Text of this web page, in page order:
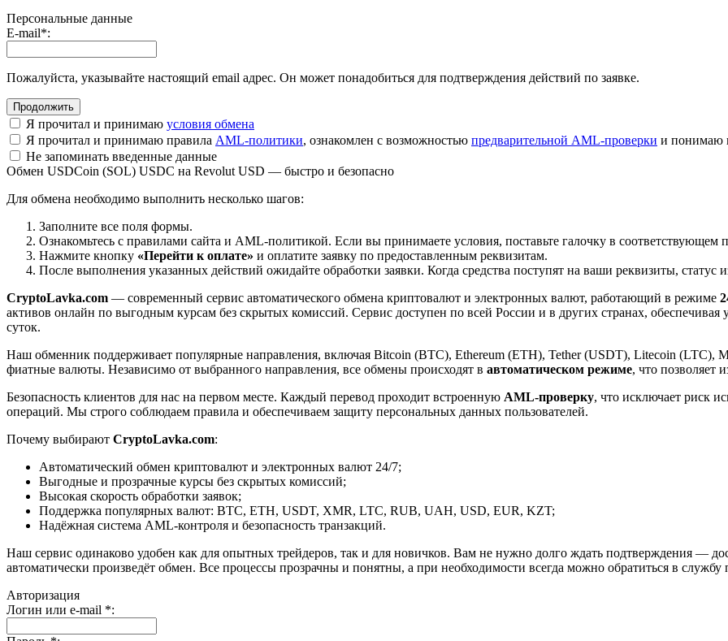
Персональные данные
E-mail*:
Пожалуйста, указывайте настоящий email адрес. Он может понадобиться для подтверждения действий по заявке.
Я прочитал и принимаю условия обмена
Я прочитал и принимаю правила AML-политики, ознакомлен с возможностью предварительной AML-проверки и понимаю
Не запоминать введенные данные
Обмен USDCoin (SOL) USDC на Revolut USD — быстро и безопасно
Для обмена необходимо выполнить несколько шагов:
Заполните все поля формы.
Ознакомьтесь с правилами сайта и AML-политикой. Если вы принимаете условия, поставьте галочку в соответствующем
Нажмите кнопку «Перейти к оплате» и оплатите заявку по предоставленным реквизитам.
После выполнения указанных действий ожидайте обработки заявки. Когда средства поступят на ваши реквизиты, статус
CryptoLavka.com — современный сервис автоматического обмена криптовалют и электронных валют, работающий в режиме
активов онлайн по выгодным курсам без скрытых комиссий. Сервис доступен по всей России и в других странах,
суток.
Наш обменник поддерживает популярные направления, включая Bitcoin (BTC), Ethereum (ETH), Tether (USDT), Litecoin (LTC),
фиатные валюты. Независимо от выбранного направления, все обмены происходят в автоматическом режиме, что позволяет
Безопасность клиентов для нас на первом месте. Каждый перевод проходит встроенную AML-проверку, что исключает риск
операций. Мы строго соблюдаем правила и обеспечиваем защиту персональных данных пользователей.
Почему выбирают CryptoLavka.com:
Автоматический обмен криптовалют и электронных валют 24/7;
Выгодные и прозрачные курсы без скрытых комиссий;
Высокая скорость обработки заявок;
Поддержка популярных валют: BTC, ETH, USDT, XMR, LTC, RUB, UAH, USD, EUR, KZT;
Надёжная система AML-контроля и безопасность транзакций.
Наш сервис одинаково удобен как для опытных трейдеров, так и для новичков. Вам не нужно долго ждать подтверждения —
автоматически произведёт обмен. Все процессы прозрачны и понятны, а при необходимости всегда можно обратиться в службу
Авторизация
Логин или e-mail *: